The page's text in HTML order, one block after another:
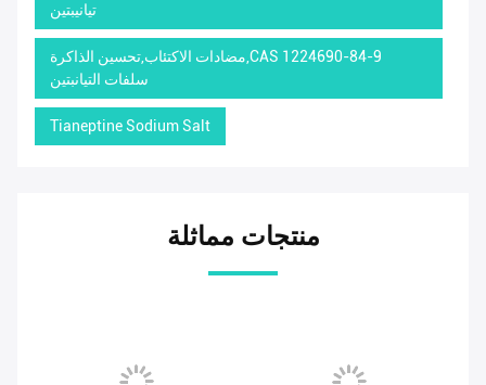
تيانيبتين
مضادات الاكتئاب,تحسين الذاكرة,CAS 1224690-84-9
سلفات التيانبتين
Tianeptine Sodium Salt
منتجات مماثلة